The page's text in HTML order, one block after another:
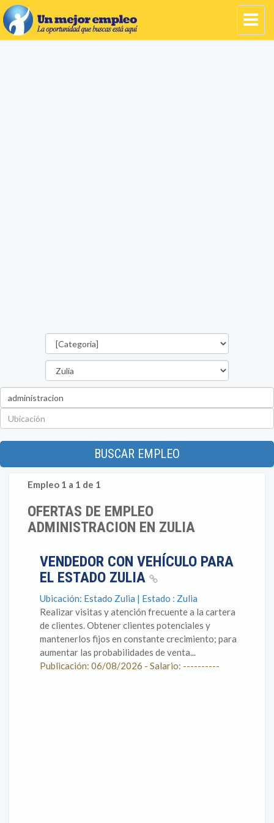
BUSCAR EMPLEO
Empleo 1 a 1 de 1
OFERTAS DE EMPLEO
ADMINISTRACION EN ZULIA
VENDEDOR CON VEHÍCULO PARA
EL ESTADO ZULIA
Ubicación: Estado Zulia | Estado : Zulia
Realizar visitas y atención frecuente a la cartera
de clientes. Obtener clientes potenciales y
mantenerlos fijos en constante crecimiento; para
aumentar las probabilidades de venta...
Publicación: 06/08/2026 - Salario: ----------